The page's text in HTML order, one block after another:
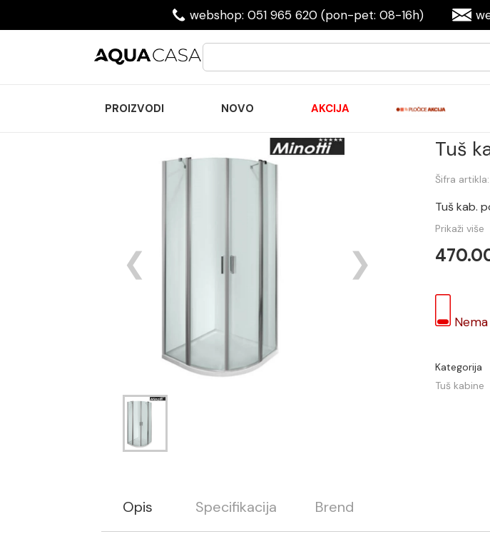
webshop: 051 965 620 (pon-pet: 08-16h)
PROIZVODI NOVO AKCIJA
Tuš
Šifra
Tuš kab.
Prikaži više
Kategorija
Tuš kabine
Opis Specifikacija Brend